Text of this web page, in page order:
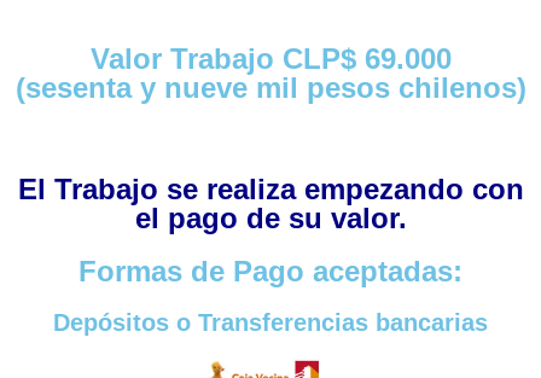
Valor Trabajo CLP$ 69.000
(sesenta y nueve mil pesos chilenos)
El Trabajo se realiza empezando con
el pago de su valor.
Formas de Pago aceptadas:
Depósitos o Transferencias bancarias